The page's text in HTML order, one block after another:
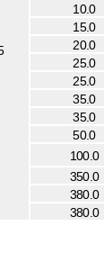
10.0
15.0
20.0
25.0
25.0
35.0
35.0
50.0
100.0
350.0
380.0
380.0